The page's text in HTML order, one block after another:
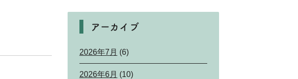
アーカイブ
2026年7月 (6)
2026年6月 (10)